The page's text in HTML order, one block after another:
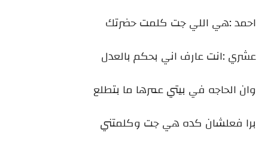
احمد :هي اللي جت كلمت حضرتك
عشري :انت عارف اني بحكم بالعدل
وان الحاجه في بيتي عمرها ما بتطلع
برا فعلشان كده هي جت وكلمتني